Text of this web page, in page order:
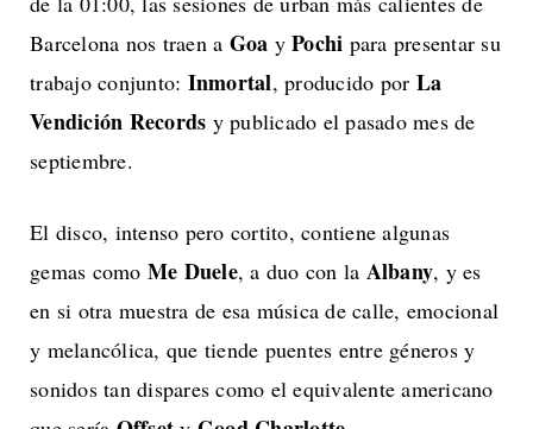
Barcelona nos traen a Goa y Pochi para presentar su
trabajo conjunto: Inmortal, producido por La
Vendición Records y publicado el pasado mes de
septiembre.
El disco, intenso pero cortito, contiene algunas
gemas como Me Duele, a duo con la Albany, y es
en si otra muestra de esa música de calle, emocional
y melancólica, que tiende puentes entre géneros y
sonidos tan dispares como el equivalente americano